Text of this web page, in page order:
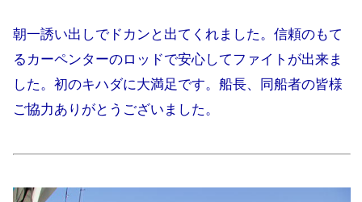
朝一誘い出しでドカンと出てくれました。信頼のもて
るカーペンターのロッドで安心してファイトが出来ま
した。初のキハダに大満足です。船長、同船者の皆様
ご協力ありがとうございました。